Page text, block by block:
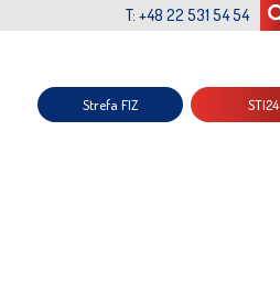
T: +48 22 531 54 54
Strefa FIZ STI24